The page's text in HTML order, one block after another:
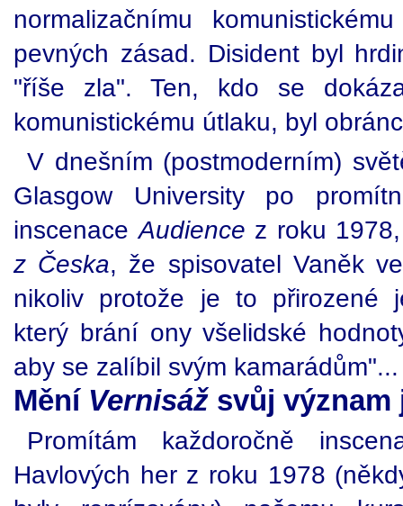
normalizačnímu
pevných zásad. Disident byl
"říše zla". Ten, kdo se
komunistickému útlaku, byl
V dnešním (postmoderním)
Glasgow University po
inscenaceAudience z roku
z Česka, že spisovatel Vaněk
nikoliv protože je to přirozené
který brání ony všelidské
aby se zalíbil svým kamarádům"...
Mění Vernisáž svůj význam
Promítám každoročně
Havlových her z roku 1978